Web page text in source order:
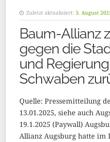
Zuletzt aktualisiert: 3. August
Baum-Allianz
gegen die
und
Schwaben
Quelle: Pressemitteilung
13.01.2025, siehe auch
19.1.2025 (Paywall)
Allianz Augsburg hatte im